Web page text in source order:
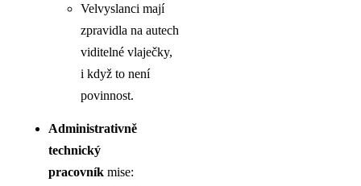
Velvyslanci mají
zpravidla na autech
viditelné vlaječky,
i když to není
povinnost.
Administrativně
technický
pracovník mise: